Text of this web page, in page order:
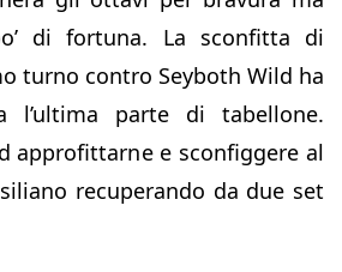
di fortuna. La sconfitta di
turno contro Seyboth Wild ha
l’ultima parte di tabellone.
approfittarne e sconfiggere al
recuperando da due set